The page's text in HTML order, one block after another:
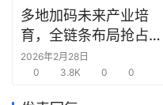
机
链
合
多地加码未来产业培
育，全链条布局抢占新
赛道先机
2026年2月28日
0
3.8K 0 0